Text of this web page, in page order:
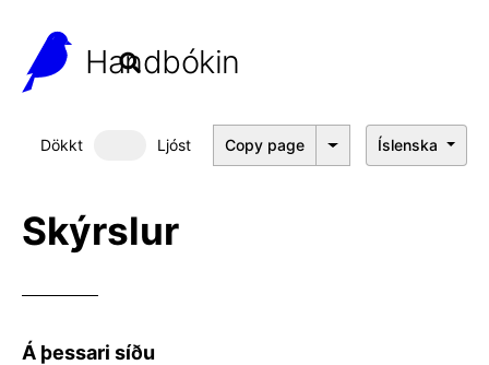
Handbókin
Dökkt Dökkt þema
Ljóst Copy page Íslenska
Skýrslur
Á þessari síðu